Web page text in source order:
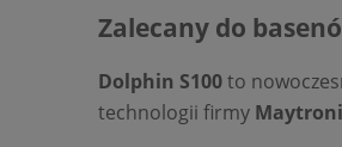
Zalecany do
Dolphin S100to
technologii firmy